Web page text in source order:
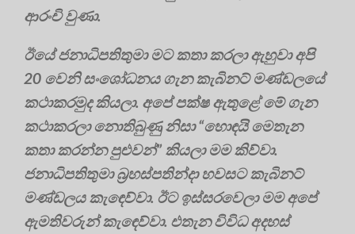
ආරංචි වුණා.
ඊයේ ජනාධිපතිතුමා මට කතා කරලා ඇහුවා අපි
20 වෙනි සංශෝධනය ගැන කැබිනට් මණ්ඩලයේ
කථාකරමුද කියලා. අපේ පක්ෂ ඇතුළේ මේ ගැන
කථාකරලා නොතිබුණු නිසා “හොඳයි මෙතැන
කතා කරන්න පුළුවන්” කියලා මම කිව්වා.
ජනාධිපතිතුමා බ්‍රහස්පතින්දා හවසට කැබිනට්
මණ්ඩලය කැඳෙව්වා. ඊට ඉස්සරවෙලා මම අපේ
ඇමතිවරුන් කැඳෙව්වා. එතැන විවිධ අදහස්